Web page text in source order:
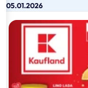
05.01.2026